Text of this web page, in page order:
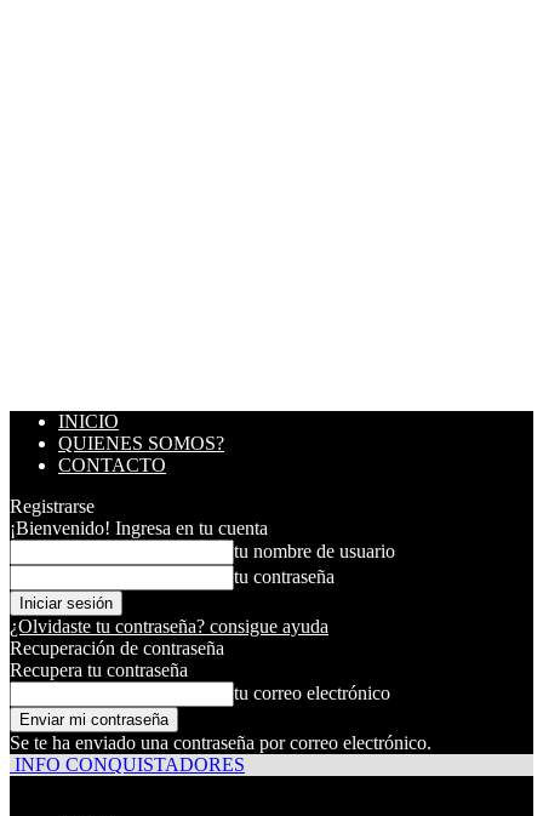
INICIO
QUIENES SOMOS?
CONTACTO
Registrarse
¡Bienvenido! Ingresa en tu cuenta
tu nombre de usuario
tu contraseña
¿Olvidaste tu contraseña? consigue ayuda
Recuperación de contraseña
Recupera tu contraseña
tu correo electrónico
Se te ha enviado una contraseña por correo electrónico.
INFO CONQUISTADORES